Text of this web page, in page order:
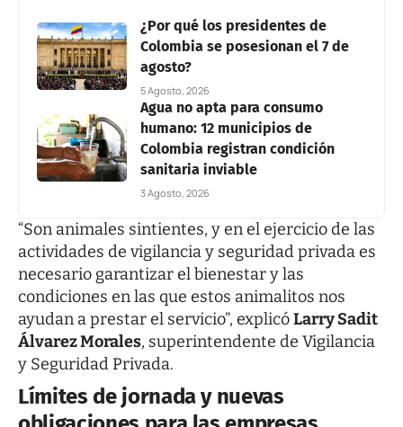
¿Por qué los presidentes de
Colombia se posesionan el 7 de
agosto?
5 Agosto, 2026
Agua no apta para consumo
humano: 12 municipios de
Colombia registran condición
sanitaria inviable
3 Agosto, 2026
“Son animales sintientes, y en el ejercicio de las
actividades de vigilancia y seguridad privada es
necesario garantizar el bienestar y las
condiciones en las que estos animalitos nos
ayudan a prestar el servicio”, explicóLarry Sadit
Álvarez Morales, superintendente de Vigilancia
y Seguridad Privada.
Límites de jornada y nuevas